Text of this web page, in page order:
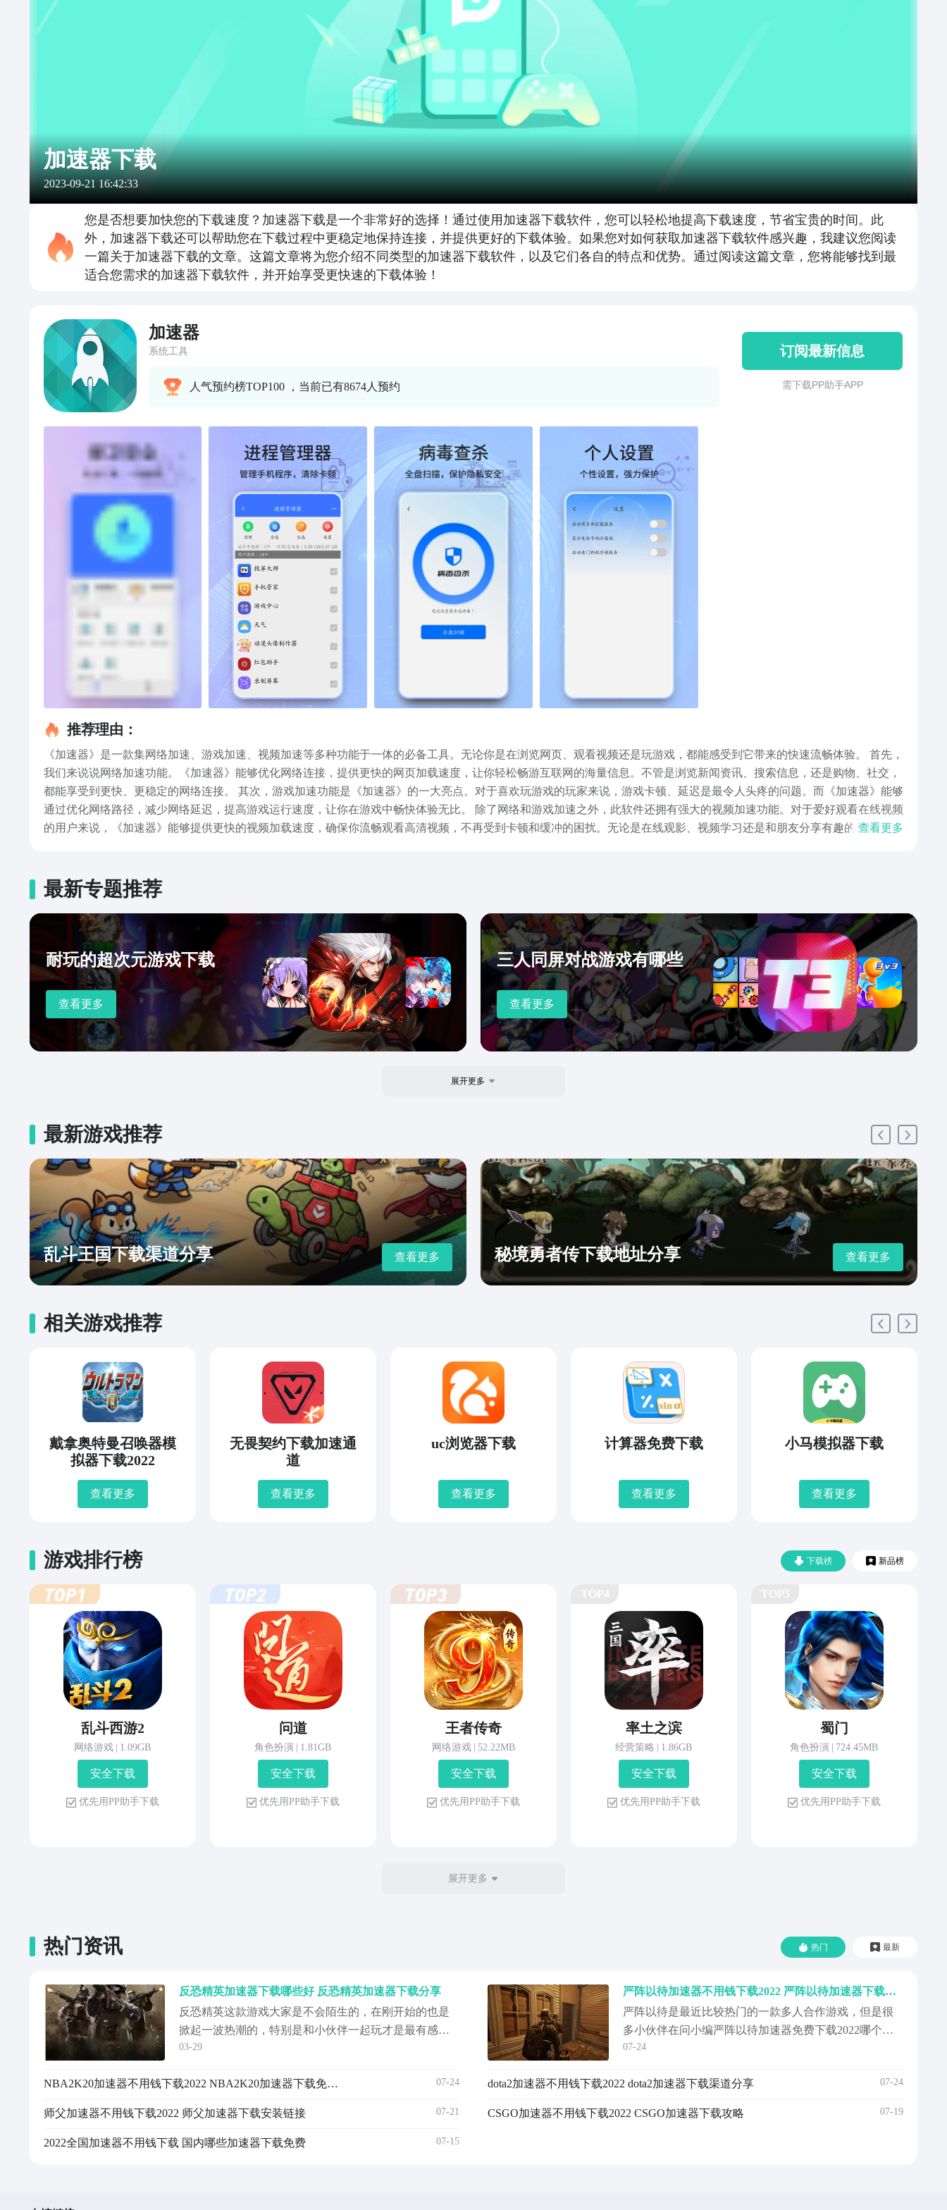
加速器下载
2023-09-21 16:42:33
您是否想要加快您的下载速度？加速器下载是一个非常好的选择！通过使用加速器下载软件，您可以轻松地提高下载速度，节省宝贵的时间。此
外，加速器下载还可以帮助您在下载过程中更稳定地保持连接，并提供更好的下载体验。如果您对如何获取加速器下载软件感兴趣，我建议您阅读
一篇关于加速器下载的文章。这篇文章将为您介绍不同类型的加速器下载软件，以及它们各自的特点和优势。通过阅读这篇文章，您将能够找到最
适合您需求的加速器下载软件，并开始享受更快速的下载体验！
加速器
系统工具
人气预约榜TOP100 ，当前已有8674人预约
订阅最新信息
需 下 载 P P 助 手 A P P
推荐理由：
《加速器》是一款集网络加速、游戏加速、视频加速等多种功能于一体的必备工具。无论你是在浏览网页、观看视频还是玩游戏，都能感受到它带来的快速流畅体验。 首先，
我们来说说网络加速功能。《加速器》能够优化网络连接，提供更快的网页加载速度，让你轻松畅游互联网的海量信息。不管是浏览新闻资讯、搜索信息，还是购物、社交，
都能享受到更快、更稳定的网络连接。 其次，游戏加速功能是《加速器》的一大亮点。对于喜欢玩游戏的玩家来说，游戏卡顿、延迟是最令人头疼的问题。而《加速器》能够
通过优化网络路径，减少网络延迟，提高游戏运行速度，让你在游戏中畅快体验无比。 除了网络和游戏加速之外，此软件还拥有强大的视频加速功能。对于爱好观看在线视频
的用户来说，《加速器》能够提供更快的视频加载速度，确保你流畅观看高清视频，不再受到卡顿和缓冲的困扰。无论是在线观影、视频学习还是和朋友分享有趣的视频内
更快、更稳定的网络体验。不论你是工作学习，还是娱乐休闲，它都能让你享受到流畅的网络环境。现在就下载《加速器》，告别卡顿、延迟的困扰，畅享网络的乐趣吧！
查看更多
最新专题推荐
耐玩的超次元游戏下载
查看更多
三人同屏对战游戏有哪些
查看更多
展开更多
最新游戏推荐
乱斗王国下载渠道分享 查看更多 秘境勇者传下载地址分享 查看更多
相关游戏推荐
戴拿奥特曼召唤器模
拟器下载2022
查看更多
无畏契约下载加速通
道
查看更多
uc浏览器下载
查看更多
计算器免费下载
查看更多
小马模拟器下载
查看更多
下载榜 新品榜
游戏排行榜
乱斗西游2
网络游戏 1.09GB
安 全 下 载
优 先 用 P P 助 手 下 载
问道
角色扮演 1.81GB
安 全 下 载
优 先 用 P P 助 手 下 载
王者传奇
网络游戏 52.22MB
安 全 下 载
优 先 用 P P 助 手 下 载
率土之滨
经营策略 1.86GB
安 全 下 载
优 先 用 P P 助 手 下 载
蜀门
角色扮演 724.45MB
安 全 下 载
优 先 用 P P 助 手 下 载
展开更多
热门 最新
热门资讯
反恐精英加速器下载哪些好 反恐精英加速器下载分享
反恐精英这款游戏大家是不会陌生的，在刚开始的也是
掀起一波热潮的，特别是和小伙伴一起玩才是最有感觉
的。对于网络波动的情况下，反恐精英加速器下载哪个
一种情况了，小编推荐大家去使用biubiu加速器，这款软
才把...
03-29
NBA2K20加速器不用钱下载2022 NBA2K20加速器下载免费攻略 07-24
师父加速器不用钱下载2022 师父加速器下载安装链接 07-21
2022全国加速器不用钱下载 国内哪些加速器下载免费 07-15
严阵以待加速器不用钱下载2022 严阵以待加速器下载链接推荐
严阵以待是最近比较热门的一款多人合作游戏，但是很
多小伙伴在问小编严阵以待加速器免费下载2022哪个比
较好用，大家在游玩的过程中经常遇到令人头疼的掉线
面一起来看看如何解决吧。
07-24
dota2加速器不用钱下载2022 dota2加速器下载渠道分享 07-24
CSGO加速器不用钱下载2022 CSGO加速器下载攻略 07-19